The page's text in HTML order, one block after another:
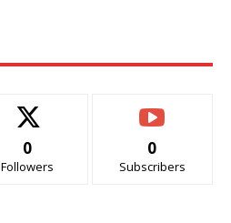
0
Followers
0
Subscribers